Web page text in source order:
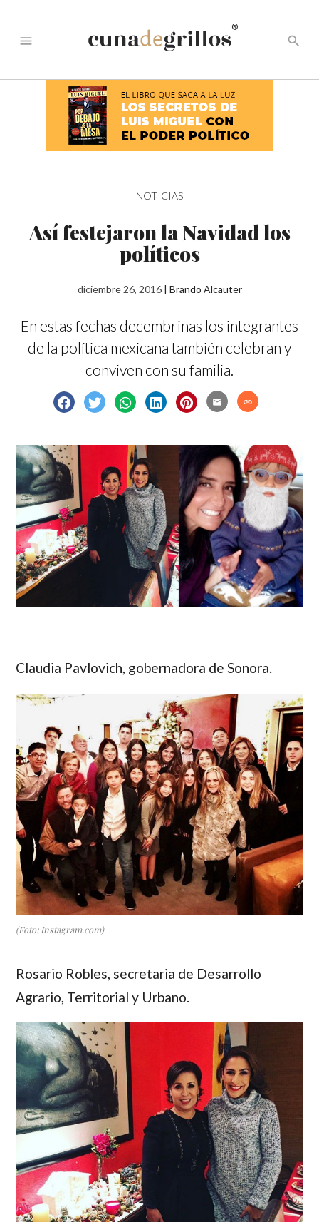
menu
®
search
NOTICIAS
Así festejaron la Navidad los
políticos
diciembre 26, 2016 | Brando Alcauter
En estas fechas decembrinas los integrantes
de la política mexicana también celebran y
conviven con su familia.
email link
Claudia Pavlovich, gobernadora de Sonora.
(Foto: Instagram.com)
Rosario Robles, secretaria de Desarrollo
Agrario, Territorial y Urbano.